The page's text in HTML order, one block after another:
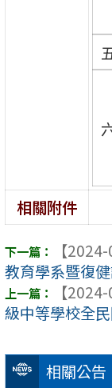
相關公告
相關附件
【
教育學系暨復
【
級中等學校全